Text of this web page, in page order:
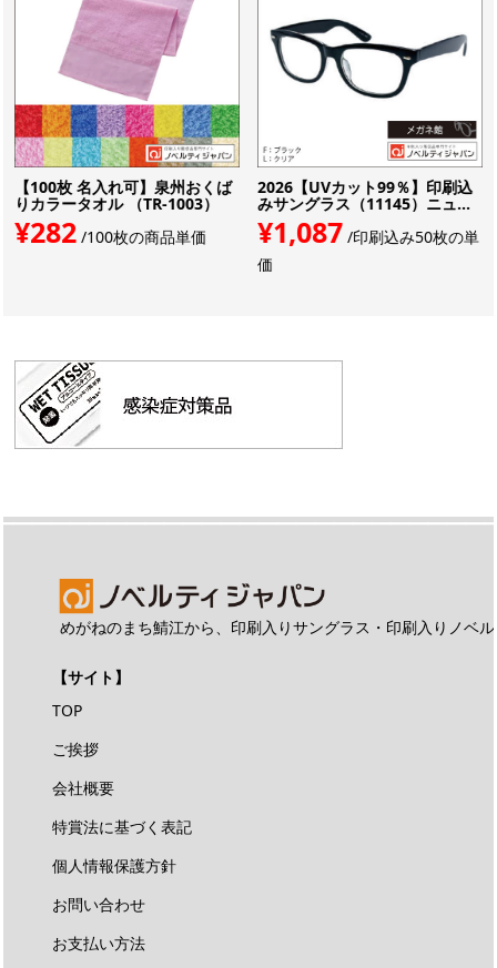
【100枚 名入れ可】泉州おくば
りカラータオル （TR-1003）
¥282/100枚の商品単価
2026【UVカット99％】印刷込
みサングラス（11145）ニュ...
¥1,087 /印刷込み50枚の単
価
めがねのまち鯖江から、印刷入りサングラス・印刷入りノベ
【サイト】
TOP
ご挨拶
会社概要
特賞法に基づく表記
個人情報保護方針
お問い合わせ
お支払い方法